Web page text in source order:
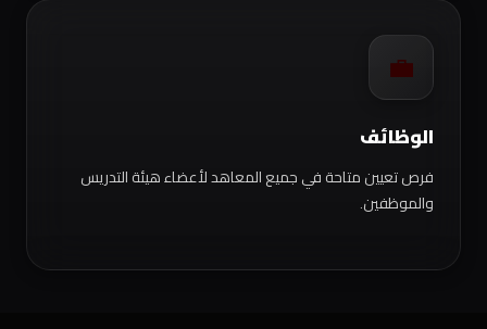
💼
الوظائف
فرص تعيين متاحة في جميع المعاهد لأعضاء هيئة التدريس
والموظفين.